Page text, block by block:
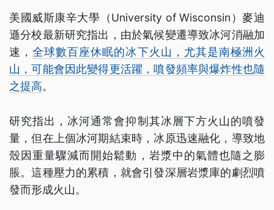
美國威斯康辛大學（University of Wisconsin）麥迪
遜分校最新研究指出，由於氣候變遷導致冰河消融加
速，全球數百座休眠的冰下火山，尤其是南極洲火
山，可能會因此變得更活躍，噴發頻率與爆炸性也隨
之提高。
研究指出，冰河通常會抑制其冰層下方火山的噴發
量，但在上個冰河期結束時，冰原迅速融化，導致地
殼因重量驟減而開始鬆動，岩漿中的氣體也隨之膨
脹。這種壓力的累積，就會引發深層岩漿庫的劇烈噴
發而形成火山。